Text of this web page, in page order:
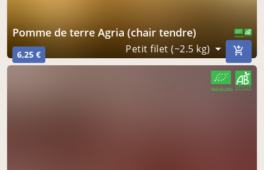
pomme de terre Agria (chair tendre)
6,25 € Petit filet (~2.5 kg)
CERTIFIÉ PAR FR-BIO-01
AGRICULTURE FRANCE